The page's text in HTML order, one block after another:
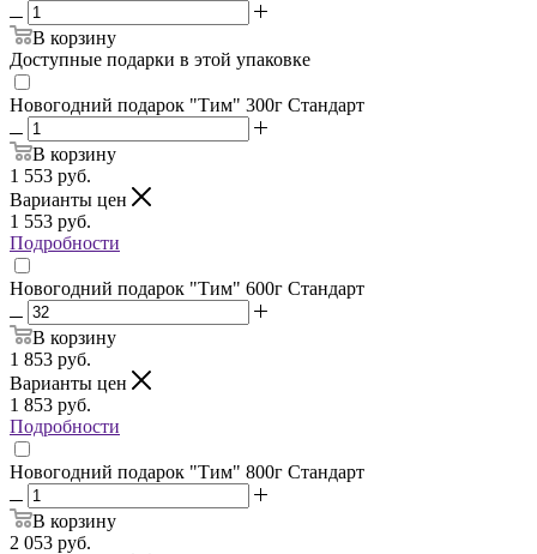
В корзину
Доступные подарки в этой упаковке
Новогодний подарок "Тим" 300г Стандарт
В корзину
1 553 руб.
Варианты цен
1 553 руб.
Подробности
Новогодний подарок "Тим" 600г Стандарт
В корзину
1 853 руб.
Варианты цен
1 853 руб.
Подробности
Новогодний подарок "Тим" 800г Стандарт
В корзину
2 053 руб.